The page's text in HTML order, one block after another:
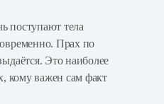
поступают тела
Прах по
Это наиболее
кому важен сам факт